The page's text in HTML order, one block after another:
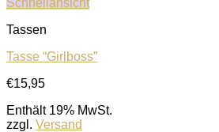
Schnellansicht
Tassen
Tasse “Girlboss”
€15,95
Enthält 19% MwSt.
zzgl. Versand